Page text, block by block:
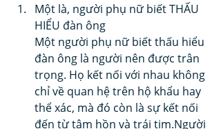
Một là, người phụ nữ biết THẤU
HIỂU đàn ông
Một người phụ nữ biết thấu hiểu
đàn ông là người nên được trân
trọng. Họ kết nối với nhau không
chỉ về quan hệ trên hộ khẩu hay
thể xác, mà đó còn là sự kết nối
đến từ tâm hồn và trái tim.Người